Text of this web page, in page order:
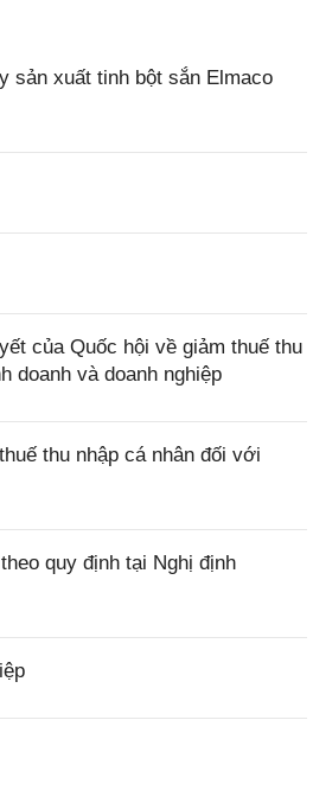
sản xuất tinh bột sắn Elmaco
của Quốc hội về giảm thuế thu
doanh và doanh nghiệp
thu nhập cá nhân đối với
quy định tại Nghị định